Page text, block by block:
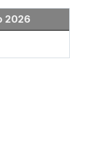
2026